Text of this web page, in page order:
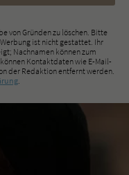
von Gründen zu löschen. Bitte
ist nicht gestattet. Ihr
Nachnamen können zum
Kontaktdaten wie E-Mail-
der Redaktion entfernt werden.